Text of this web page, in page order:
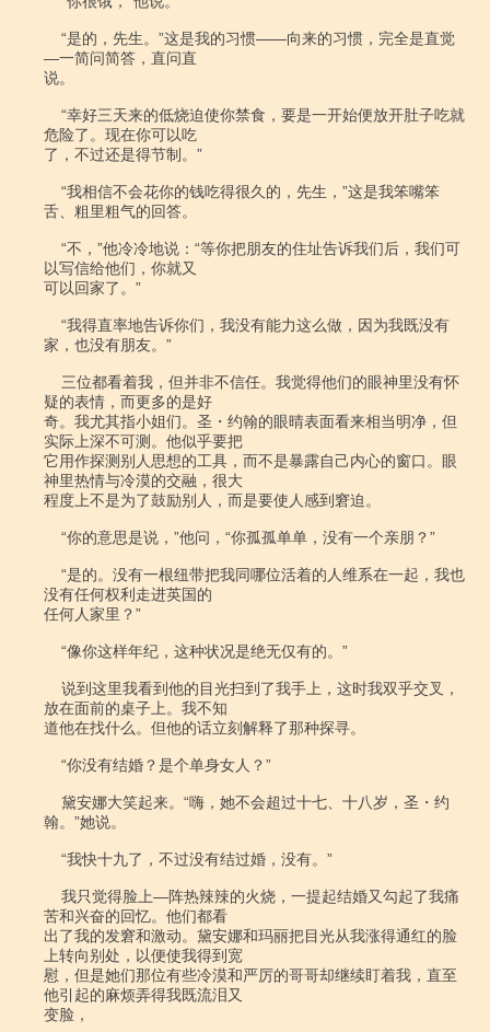
―一简问简答，直问直
说。
危险了。现在你可以吃
了，不过还是得节制。”
舌、粗里粗气的回答。
以写信给他们，你就又
可以回家了。”
家，也没有朋友。”
疑的表情，而更多的是好
奇。我尤其指小姐们。圣・约翰的眼晴表面看来相当明净，但
实际上深不可测。他似乎要把
它用作探测别人思想的工具，而不是暴露自己内心的窗口。眼
神里热情与冷漠的交融，很大
程度上不是为了鼓励别人，而是要使人感到窘迫。
没有任何权利走进英国的
任何人家里？”
放在面前的桌子上。我不知
道他在找什么。但他的话立刻解释了那种探寻。
翰。”她说。
苦和兴奋的回忆。他们都看
出了我的发窘和激动。黛安娜和玛丽把目光从我涨得通红的脸
上转向别处，以便使我得到宽
慰，但是她们那位有些冷漠和严厉的哥哥却继续盯着我，直至
他引起的麻烦弄得我既流泪又
变脸，